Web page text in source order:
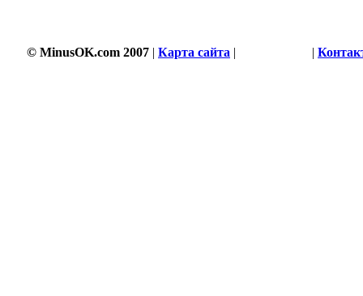
© MinusOK.com 2007 | Карта сайта | |